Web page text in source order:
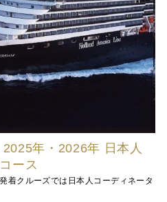
2025年・2026年 日本人
ース
着クルーズでは日本人コーディネータ